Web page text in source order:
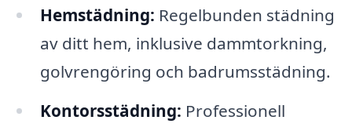
Hemstädning: Regelbunden städning
av ditt hem, inklusive dammtorkning,
golvrengöring och badrumsstädning.
Kontorsstädning: Professionell